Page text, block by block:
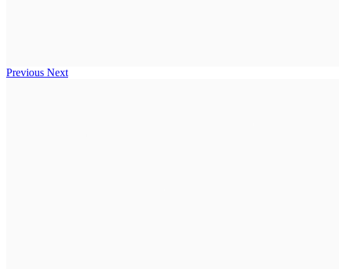
Previous Next